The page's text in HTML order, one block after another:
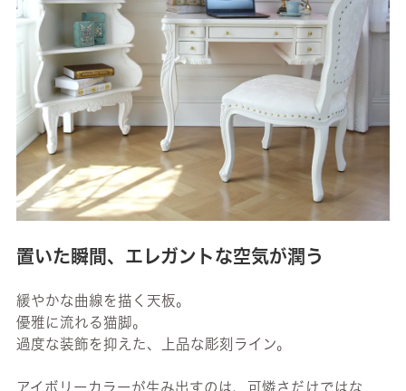
置いた瞬間、エレガントな空気が潤う
緩やかな曲線を描く天板。
優雅に流れる猫脚。
過度な装飾を抑えた、上品な彫刻ライン。
アイボリーカラーが生み出すのは、可憐さだけではな